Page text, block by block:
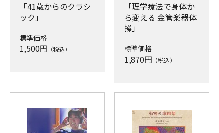
「41歳からのクラシ
ック」
標準価格
1,500円 （税込）
「理学療法で身体か
ら変える 金管楽器体
操」
標準価格
1,870円 （税込）